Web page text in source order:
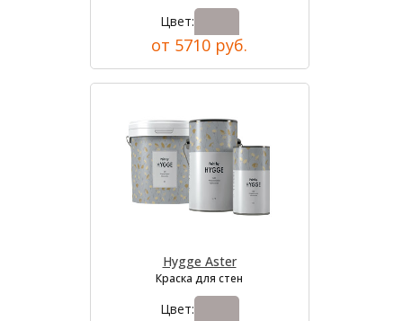
Цвет:
от 5710 руб.
Hygge Aster
Краска для стен
Цвет: